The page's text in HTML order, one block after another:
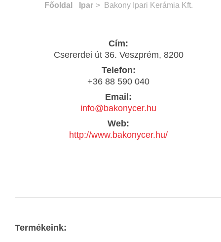
Főoldal Ipar > Bakony Ipari Kerámia Kft.
Cím:
Csererdei út 36. Veszprém, 8200
Telefon:
+36 88 590 040
Email:
info@bakonycer.hu
Web:
http://www.bakonycer.hu/
Termékeink: